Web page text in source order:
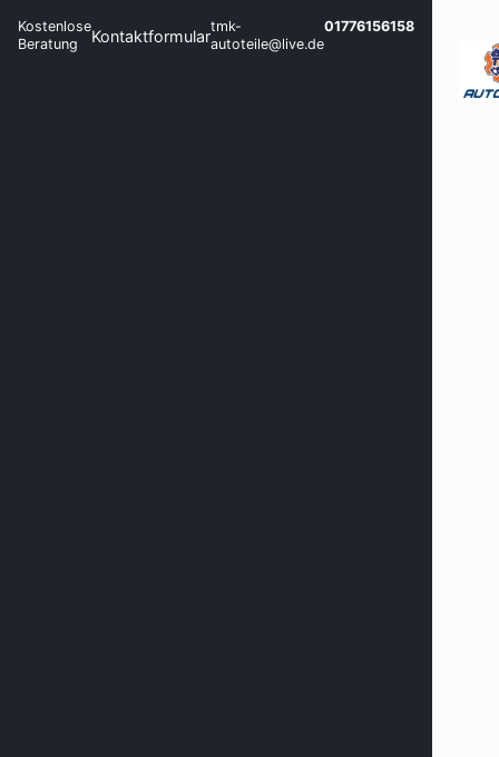
Kostenlose
Beratung
Kontaktformulartmk-
autoteile@live.de
01776156158